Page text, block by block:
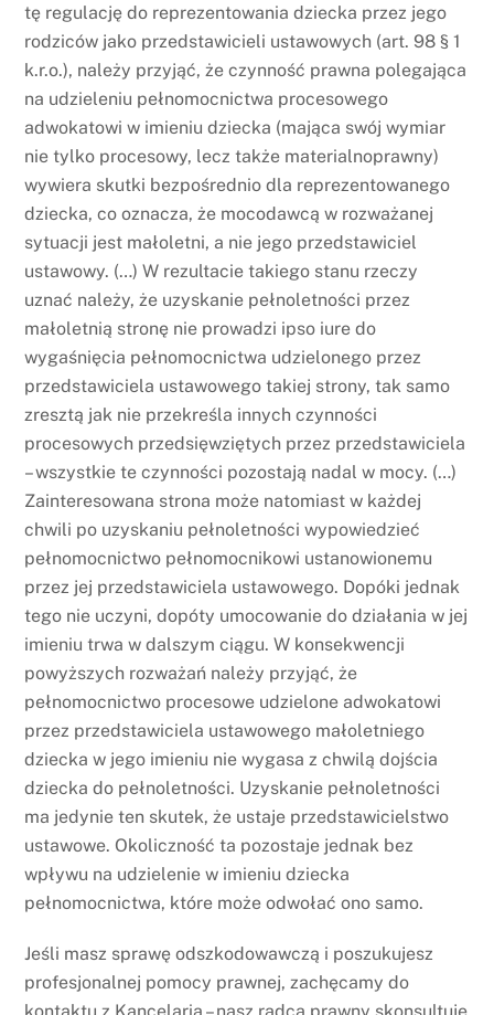
tę regulację do reprezentowania dziecka przez jego
rodziców jako przedstawicieli ustawowych (art. 98 § 1
k.r.o.), należy przyjąć, że czynność prawna polegająca
na udzieleniu pełnomocnictwa procesowego
adwokatowi w imieniu dziecka (mająca swój wymiar
nie tylko procesowy, lecz także materialnoprawny)
wywiera skutki bezpośrednio dla reprezentowanego
dziecka, co oznacza, że mocodawcą w rozważanej
sytuacji jest małoletni, a nie jego przedstawiciel
ustawowy. (…) W rezultacie takiego stanu rzeczy
uznać należy, że uzyskanie pełnoletności przez
małoletnią stronę nie prowadzi ipso iure do
wygaśnięcia pełnomocnictwa udzielonego przez
przedstawiciela ustawowego takiej strony, tak samo
zresztą jak nie przekreśla innych czynności
procesowych przedsięwziętych przez przedstawiciela
– wszystkie te czynności pozostają nadal w mocy. (…)
Zainteresowana strona może natomiast w każdej
chwili po uzyskaniu pełnoletności wypowiedzieć
pełnomocnictwo pełnomocnikowi ustanowionemu
przez jej przedstawiciela ustawowego. Dopóki jednak
tego nie uczyni, dopóty umocowanie do działania w jej
imieniu trwa w dalszym ciągu. W konsekwencji
powyższych rozważań należy przyjąć, że
pełnomocnictwo procesowe udzielone adwokatowi
przez przedstawiciela ustawowego małoletniego
dziecka w jego imieniu nie wygasa z chwilą dojścia
dziecka do pełnoletności. Uzyskanie pełnoletności
ma jedynie ten skutek, że ustaje przedstawicielstwo
ustawowe. Okoliczność ta pozostaje jednak bez
wpływu na udzielenie w imieniu dziecka
pełnomocnictwa, które może odwołać ono samo.
Jeśli masz sprawę odszkodowawczą i poszukujesz
profesjonalnej pomocy prawnej, zachęcamy do